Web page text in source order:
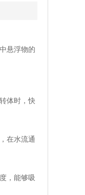
悬浮物的
体时，快
在水流通
，能够吸